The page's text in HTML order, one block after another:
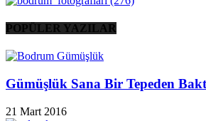
POPÜLER YAZILAR
Gümüşlük Sana Bir Tepeden
21 Mart 2016